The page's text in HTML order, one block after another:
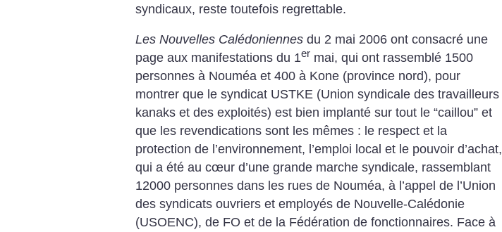
syndicaux, reste toutefois regrettable.
Les Nouvelles Calédoniennes du 2 mai 2006 ont consacré une
page aux manifestations du 1er mai, qui ont rassemblé 1500
personnes à Nouméa et 400 à Kone (province nord), pour
montrer que le syndicat USTKE (Union syndicale des travailleurs
kanaks et des exploités) est bien implanté sur tout le “caillou” et
que les revendications sont les mêmes : le respect et la
protection de l’environnement, l’emploi local et le pouvoir d’achat,
qui a été au cœur d’une grande marche syndicale, rassemblant
12000 personnes dans les rues de Nouméa, à l’appel de l’Union
des syndicats ouvriers et employés de Nouvelle-Calédonie
(USOENC), de FO et de la Fédération de fonctionnaires. Face à